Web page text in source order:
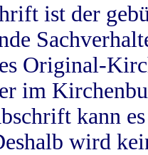
ist der
Original-
im
kann
wird